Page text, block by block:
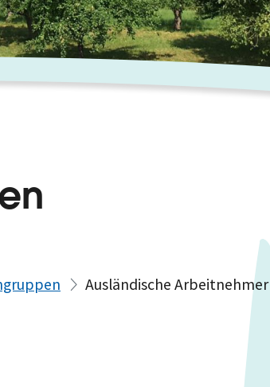
Ausländische Arbeitnehmer